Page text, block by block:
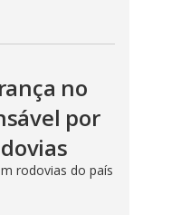
no
por
rodovias do país